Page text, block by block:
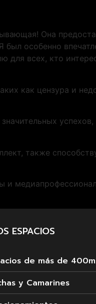
Она
особенно
для всех, кто
как цензура и
также
и
ESPACIOS
de más de
y Camarines